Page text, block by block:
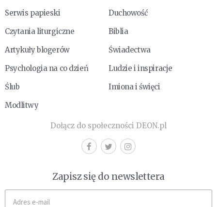
Serwis papieski
Duchowość
Czytania liturgiczne
Biblia
Artykuły blogerów
Świadectwa
Psychologia na co dzień
Ludzie i inspiracje
Ślub
Imiona i święci
Modlitwy
Dołącz do społeczności DEON.pl
Zapisz się do newslettera